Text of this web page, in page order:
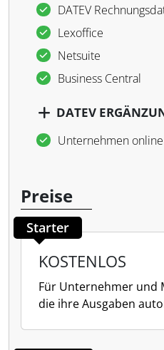
DATEV
Lexoffice
Netsuite
Business Central
DATEV
Unternehmen online
Preise
Starter
KOSTENLOS
Für Unternehmer und
die ihre Ausgaben